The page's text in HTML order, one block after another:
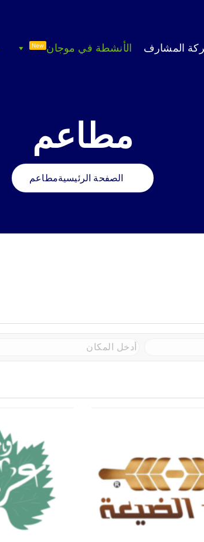
المشارف الأنشطة في موجان New
مطاعم
الصفحة الرئيسيةمطاعم